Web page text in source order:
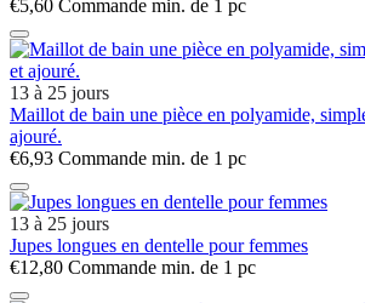
€5,60 Commande min. de 1 pc
13 à 25 jours
Maillot de bain une pièce en polyamide,
ajouré.
€6,93 Commande min. de 1 pc
13 à 25 jours
Jupes longues en dentelle pour femmes
€12,80 Commande min. de 1 pc